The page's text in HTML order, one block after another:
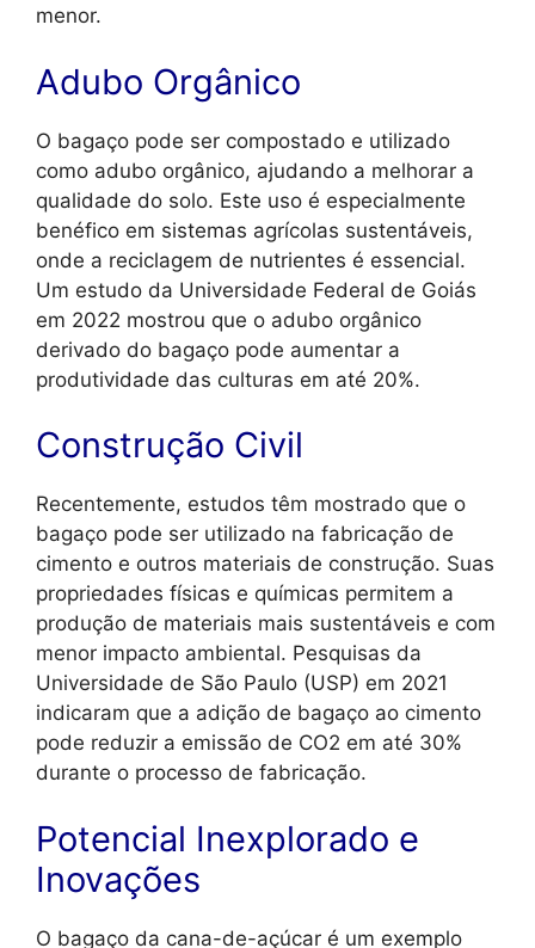
menor.
Adubo Orgânico
O bagaço pode ser compostado e utilizado
como adubo orgânico, ajudando a melhorar a
qualidade do solo. Este uso é especialmente
benéfico em sistemas agrícolas sustentáveis,
onde a reciclagem de nutrientes é essencial.
Um estudo da Universidade Federal de Goiás
em 2022 mostrou que o adubo orgânico
derivado do bagaço pode aumentar a
produtividade das culturas em até 20%.
Construção Civil
Recentemente, estudos têm mostrado que o
bagaço pode ser utilizado na fabricação de
cimento e outros materiais de construção. Suas
propriedades físicas e químicas permitem a
produção de materiais mais sustentáveis e com
menor impacto ambiental. Pesquisas da
Universidade de São Paulo (USP) em 2021
indicaram que a adição de bagaço ao cimento
pode reduzir a emissão de CO2 em até 30%
durante o processo de fabricação.
Potencial Inexplorado e
Inovações
O bagaço da cana-de-açúcar é um exemplo